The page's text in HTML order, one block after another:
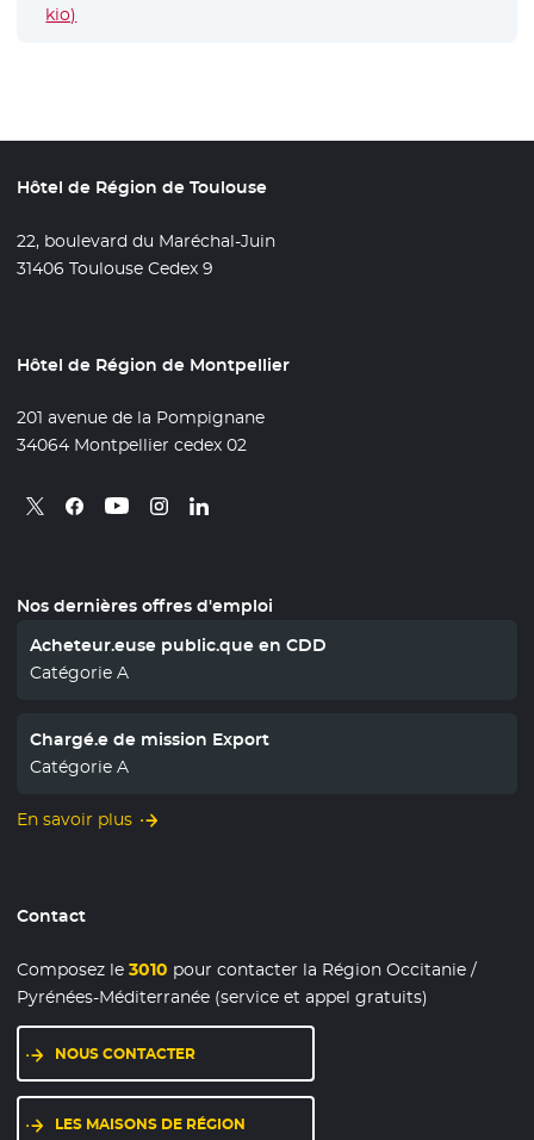
kio)
Hôtel de Région de Toulouse
22, boulevard du Maréchal-Juin
31406 Toulouse Cedex 9
Hôtel de Région de Montpellier
201 avenue de la Pompignane
34064 Montpellier cedex 02
Retrouvez nous sur X
- Nouvelle fenêtre
Retrouvez nous sur Facebook
- Nouvelle fenêtre
Retrouvez nous sur Youtube
- Nouvelle fenêtre
Retrouvez nous sur Instagram
- Nouvelle fenêtre
Retrouvez nous sur Linkedin
- Nouvelle fenêtre
Nos dernières offres d'emploi
Acheteur.euse public.que en CDD
Catégorie A
Chargé.e de mission Export
Catégorie A
En savoir plus
Contact
Composez le3010 pour contacter la Région Occitanie /
Pyrénées-Méditerranée (service et appel gratuits)
NOUS CONTACTER
LES MAISONS DE RÉGION